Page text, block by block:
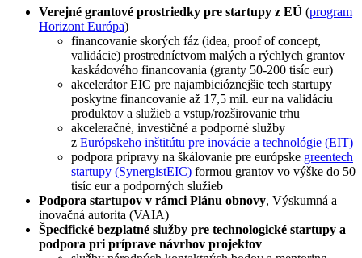
Verejné grantové prostriedky pre startupy z EÚ (program
Horizont Európa)
financovanie skorých fáz (idea, proof of concept,
validácie) prostredníctvom malých a rýchlych grantov
kaskádového financovania (granty 50-200 tisíc eur)
akcelerátor EIC pre najambicióznejšie tech startupy
poskytne financovanie až 17,5 mil. eur na validáciu
produktov a služieb a vstup/rozširovanie trhu
akceleračné, investičné a podporné služby
z Európskeho inštitútu pre inovácie a technológie (EIT)
podpora prípravy na škálovanie pre európske greentech
startupy (SynergistEIC) formou grantov vo výške do 50
tisíc eur a podporných služieb
Podpora startupov v rámci Plánu obnovy, Výskumná a
inovačná autorita (VAIA)
Špecifické bezplatné služby pre technologické startupy a
podpora pri príprave návrhov projektov